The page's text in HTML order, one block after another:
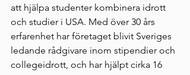
att hjälpa studenter kombinera idrott
och studier i USA. Med över 30 års
erfarenhet har företaget blivit Sveriges
ledande rådgivare inom stipendier och
collegeidrott, och har hjälpt cirka 16